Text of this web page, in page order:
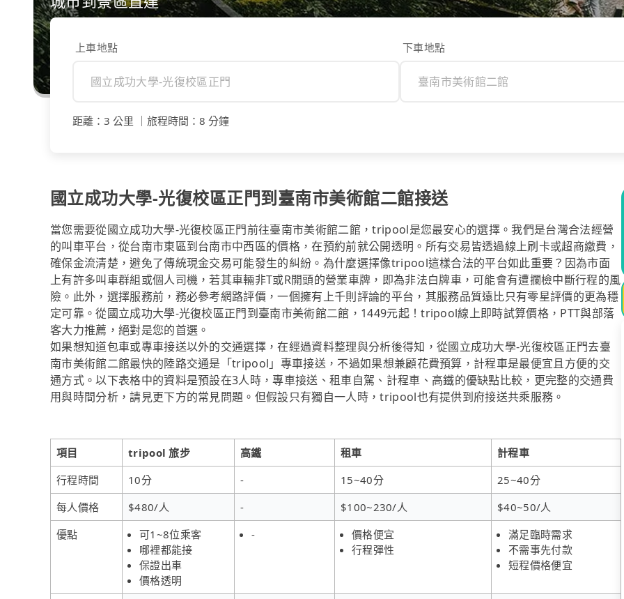
上車地點 下車地點
距離 ： 3 公里 旅程時間 ： 8 分鐘
國立成功大學-光復校區正門到臺南市美術館二館接送
當您需要從國立成功大學-光復校區正門前往臺南市美術館二館，tripool是您最安心的選擇。我們是台灣合法經營
的叫車平台，從台南市東區到台南市中西區的價格，在預約前就公開透明。所有交易皆透過線上刷卡或超商繳費，
確保金流清楚，避免了傳統現金交易可能發生的糾紛。為什麼選擇像tripool這樣合法的平台如此重要？因為市面
上有許多叫車群組或個人司機，若其車輛非T或R開頭的營業車牌，即為非法白牌車，可能會有遭攔檢中斷行程的風
險。此外，選擇服務前，務必參考網路評價，一個擁有上千則評論的平台，其服務品質遠比只有零星評價的更為穩
定可靠。從國立成功大學-光復校區正門到臺南市美術館二館，1449元起！tripool線上即時試算價格，PTT與部落
客大力推薦，絕對是您的首選。
如果想知道包車或專車接送以外的交通選擇，在經過資料整理與分析後得知，從國立成功大學-光復校區正門去臺
南市美術館二館最快的陸路交通是「tripool」專車接送，不過如果想兼顧花費預算，計程車是最便宜且方便的交
通方式。以下表格中的資料是預設在3人時，專車接送、租車自駕、計程車、高鐵的優缺點比較，更完整的交通費
用與時間分析，請見更下方的常見問題。但假設只有獨自一人時，tripool也有提供到府接送共乘服務。
項目 tripool 旅步 高鐵 租車
計程車
行程時間
10分 - 15~40分
25~40分
每人價格
$480/人 - $100~230/人
$40~50/人
優點
可1~8位乘客
哪裡都能接
保證出車
價格透明
-
價格便宜
行程彈性
滿足臨時需求
不需事先付款
短程價格便宜